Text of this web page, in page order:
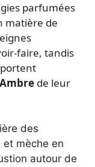
parfumées
matière de
faire, tandis
de leur
des
mèche en
autour de